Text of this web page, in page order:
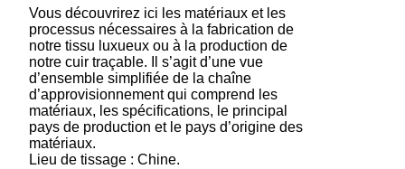
Vous découvrirez ici les matériaux et les
processus nécessaires à la fabrication de
notre tissu luxueux ou à la production de
notre cuir traçable. Il s’agit d’une vue
d’ensemble simplifiée de la chaîne
d’approvisionnement qui comprend les
matériaux, les spécifications, le principal
pays de production et le pays d’origine des
matériaux.
Lieu de tissage : Chine.